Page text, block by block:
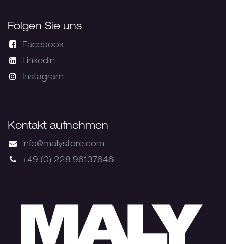
Folgen Sie uns
Facebook
Linkedin
Instagram
Kontakt aufnehmen
info@malystore.com
+49 (0) 228 96137646